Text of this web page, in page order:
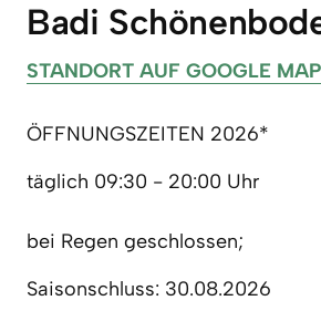
Badi
STANDORT AUF GOOGLE
ÖFFNUNGSZEITEN 2026*
täglich 09:30 - 20:00 Uhr
bei Regen geschlossen;
Saisonschluss: 30.08.2026